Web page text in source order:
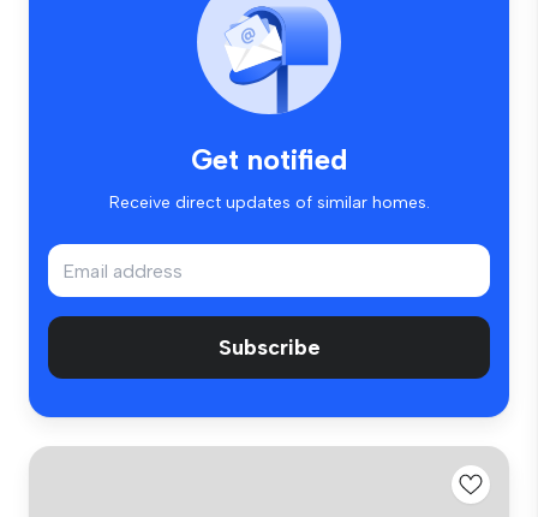
Get notified
Receive direct updates of similar homes.
Subscribe